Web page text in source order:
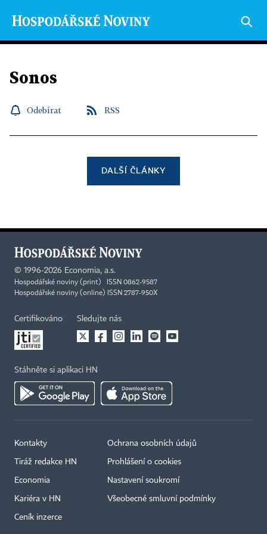
Sonos
Odebírat RSS
DALŠÍ ČLÁNKY
© 1996-2026 Economia, a.s.
Hospodářské noviny (print) ISSN 0862-9587
Hospodářské noviny (online) ISSN 2787-950X
Certifikováno Sledujte nás
Stáhněte si aplikaci HN
Kontakty
Tiráž redakce HN
Economia
Kariéra v HN
Ceník inzerce
Ochrana osobních údajů
Prohlášení o cookies
Nastavení soukromí
Všeobecné smluvní podmínky